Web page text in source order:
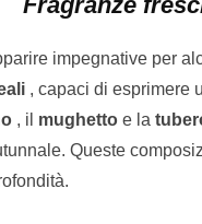
impegnative per
, capaci di esprimere
, il mughetto e la
Queste